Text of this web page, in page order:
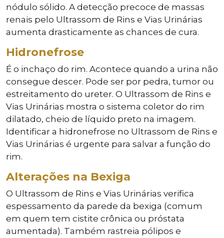
nódulo sólido. A detecção precoce de massas
renais pelo Ultrassom de Rins e Vias Urinárias
aumenta drasticamente as chances de cura.
Hidronefrose
É o inchaço do rim. Acontece quando a urina não
consegue descer. Pode ser por pedra, tumor ou
estreitamento do ureter. O Ultrassom de Rins e
Vias Urinárias mostra o sistema coletor do rim
dilatado, cheio de líquido preto na imagem.
Identificar a hidronefrose no Ultrassom de Rins e
Vias Urinárias é urgente para salvar a função do
rim.
Alterações na Bexiga
O Ultrassom de Rins e Vias Urinárias verifica
espessamento da parede da bexiga (comum
em quem tem cistite crônica ou próstata
aumentada). Também rastreia pólipos e